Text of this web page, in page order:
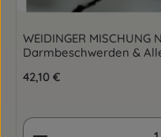
WEIDINGER
Darmbeschwerden &
Regulärer Preis:
42,10 €
Produkt Anzahl: